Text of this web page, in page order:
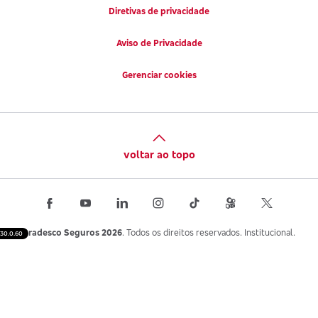
30.0.60
Diretivas de privacidade
Aviso de Privacidade
Gerenciar cookies
voltar ao topo
Bradesco Seguros 2026. Todos os direitos reservados. Institucional.